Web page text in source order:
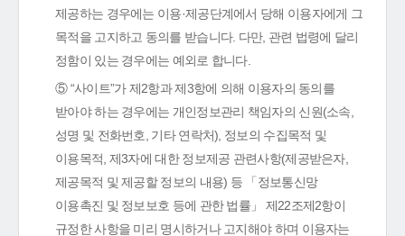
제공하는 경우에는 이용·제공단계에서 당해 이용자에게 그
목적을 고지하고 동의를 받습니다. 다만, 관련 법령에 달리
정함이 있는 경우에는 예외로 합니다.
⑤ “사이트”가 제2항과 제3항에 의해 이용자의 동의를
받아야 하는 경우에는 개인정보관리 책임자의 신원(소속,
성명 및 전화번호, 기타 연락처), 정보의 수집목적 및
이용목적, 제3자에 대한 정보제공 관련사항(제공받은자,
제공목적 및 제공할 정보의 내용) 등 「정보통신망
이용촉진 및 정보보호 등에 관한 법률」 제22조제2항이
규정한 사항을 미리 명시하거나 고지해야 하며 이용자는